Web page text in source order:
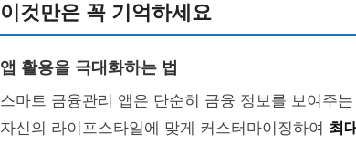
이것만은 꼭 기억하세요
앱 활용을 극대화하는 법
스마트 금융관리 앱은 단순히 금융 정보를 보여주
자신의 라이프스타일에 맞게 커스터마이징하여 최